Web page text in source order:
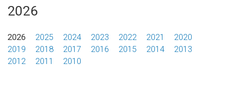
2026
2026 2025 2024 2023 2022 2021
2020
2019
2018 2017 2016 2015 2014
2013
2012
2011 2010